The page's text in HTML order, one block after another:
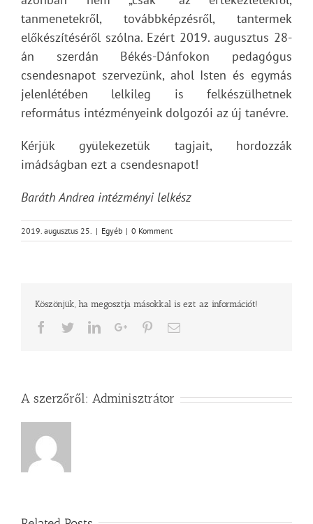
tanmenetekről, továbbképzésről, tantermek
előkészítéséről szólna. Ezért 2019. augusztus 28-
án szerdán Békés-Dánfokon pedagógus
csendesnapot szervezünk, ahol Isten és egymás
jelenlétében lelkileg is felkészülhetnek
református intézményeink dolgozói az új tanévre.
Kérjük gyülekezetük tagjait, hordozzák
imádságban ezt a csendesnapot!
Baráth Andrea intézményi lelkész
2019. augusztus 25. | Egyéb | 0 Komment
Köszönjük, ha megosztja másokkal is ezt az információt!
Facebook
TwitterLinkedInGoogle+PinterestEmail
A szerzőről: Adminisztrátor